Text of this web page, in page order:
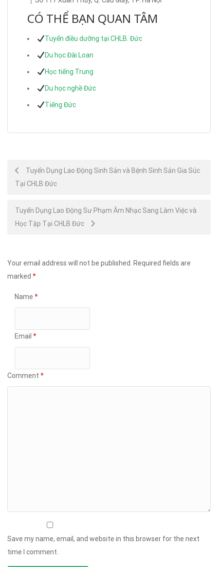
CÓ THỂ BẠN QUAN TÂM
Tuyển điều dưỡng tại CHLB. Đức
Du học Đài Loan
Học tiếng Trung
Du học nghề Đức
Tiếng Đức
Post
navigation
Tuyển Dụng Lao Động Sinh Sản và Bệnh Sinh Sản Gia Súc
Tại CHLB Đức
Tuyển Dụng Lao Động Sư Phạm Âm Nhạc Sang Làm Việc và
Học Tập Tại CHLB Đức
Your email address will not be published. Required fields are
marked *
Name *
Email *
Comment *
Save my name, email, and website in this browser for the next
time I comment.